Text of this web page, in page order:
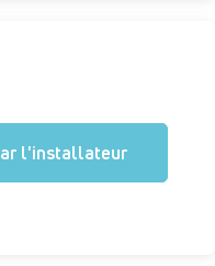
l'installateur